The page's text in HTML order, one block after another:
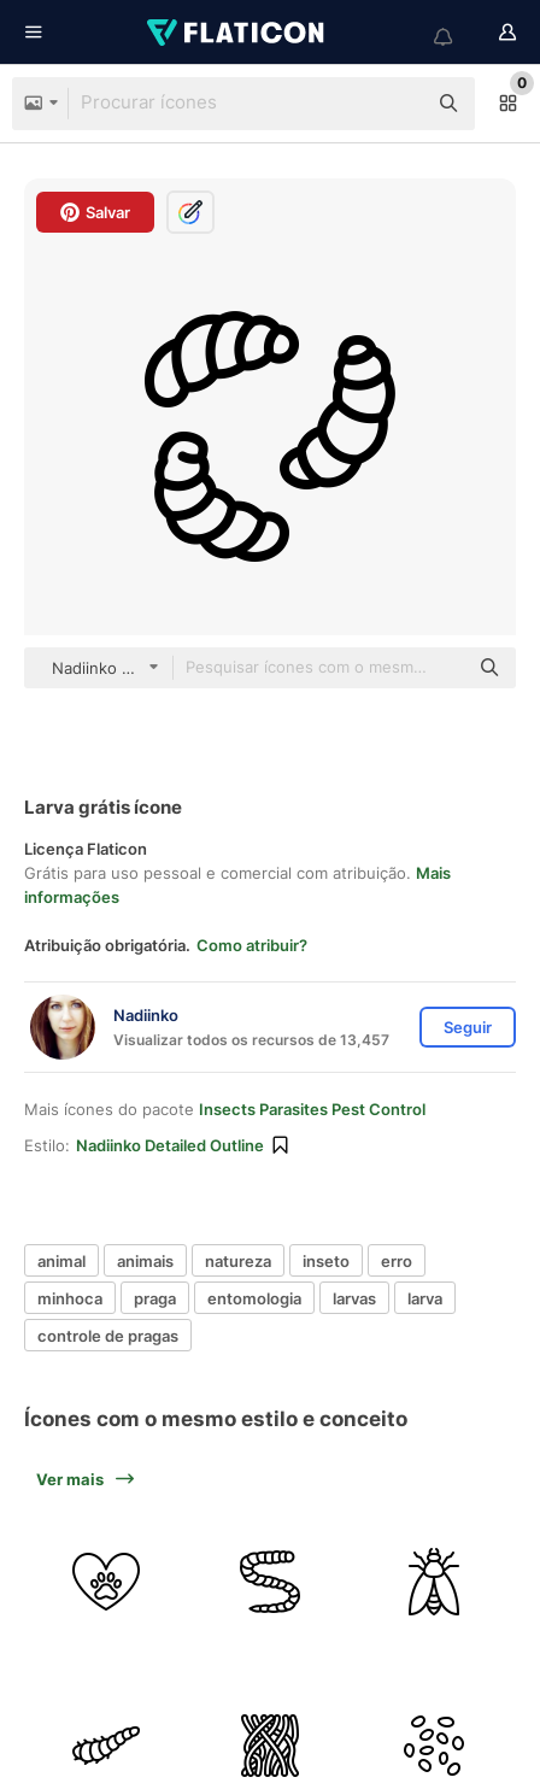
0
Salvar
Nadiinko Detailed Outline
Larva grátis ícone
Licença Flaticon
Grátis para uso pessoal e comercial com atribuição. Mais
informações
Atribuição obrigatória. Como atribuir?
Nadiinko
Visualizar todos os recursos de 13,457
Seguir
Mais ícones do pacote Insects Parasites Pest Control
Estilo: Nadiinko Detailed Outline
animal animais natureza inseto
erro
minhoca
praga entomologia larvas
larva
controle de pragas
Ícones com o mesmo estilo e conceito
Ver mais